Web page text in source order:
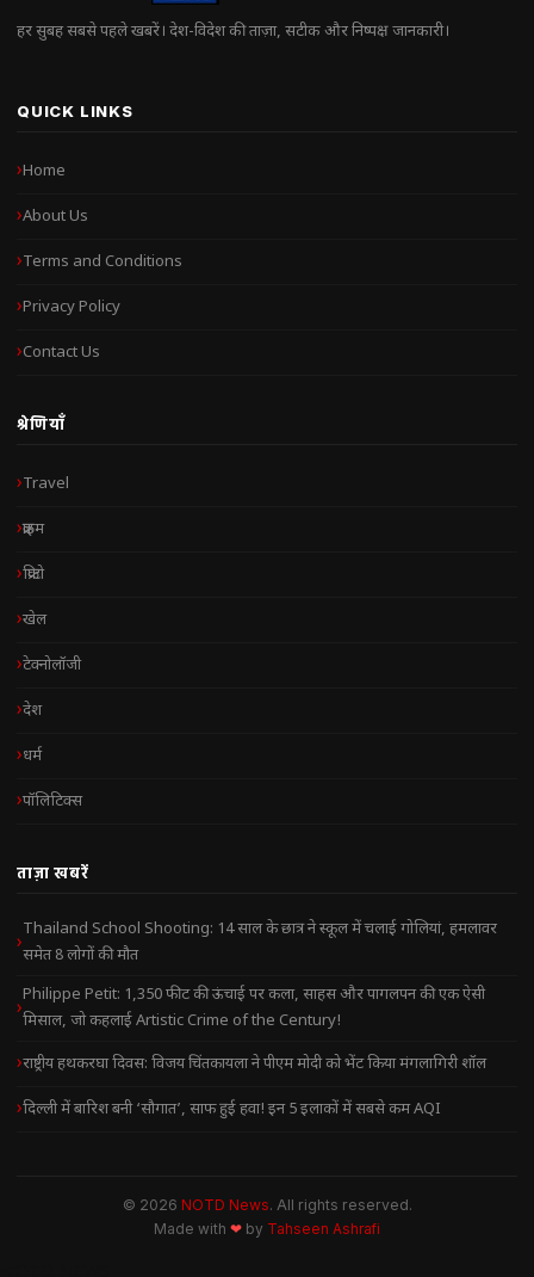
हर सुबह सबसे पहले खबरें। देश-विदेश की ताज़ा, सटीक और निष्पक्ष जानकारी।
QUICK LINKS
Home
About Us
Terms and Conditions
Privacy Policy
Contact Us
श्रेणियाँ
Travel
क्राइम
क्रिप्टो
खेल
टेक्नोलॉजी
देश
धर्म
पॉलिटिक्स
ताज़ा खबरें
Thailand School Shooting: 14 साल के छात्र ने स्कूल में चलाई गोलियां, हमलावर
समेत 8 लोगों की मौत
Philippe Petit: 1,350 फीट की ऊंचाई पर कला, साहस और पागलपन की एक ऐसी
मिसाल, जो कहलाई Artistic Crime of the Century!
राष्ट्रीय हथकरघा दिवस: विजय चिंतकायला ने पीएम मोदी को भेंट किया मंगलागिरी शॉल
दिल्ली में बारिश बनी ‘सौगात’, साफ हुई हवा! इन 5 इलाकों में सबसे कम AQI
© 2026 NOTD News. All rights reserved.
Made with ❤ by Tahseen Ashrafi